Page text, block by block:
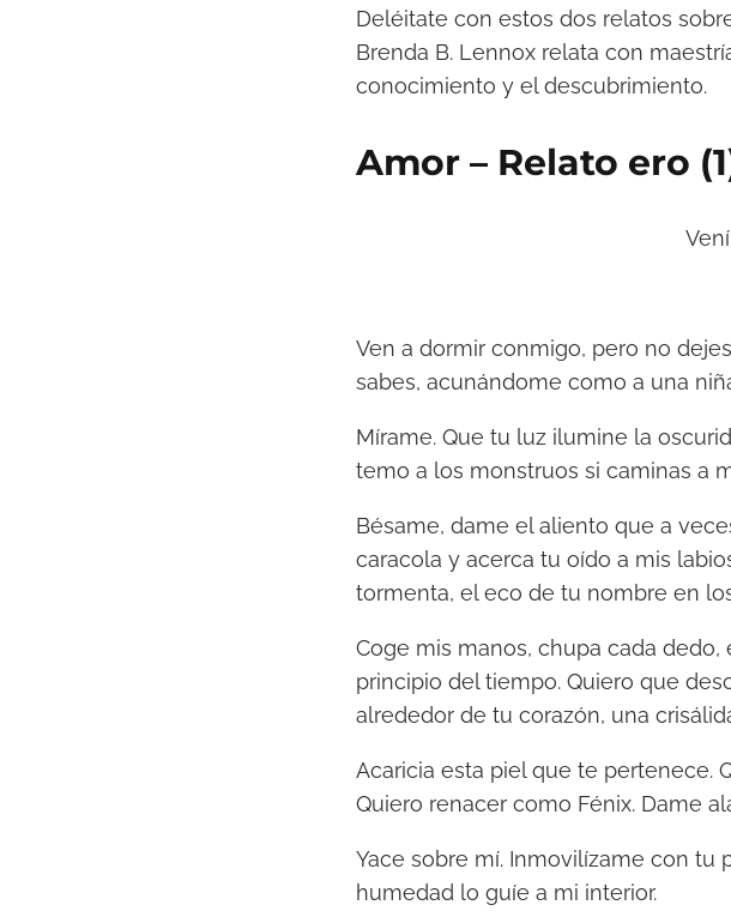
Deléitate con estos dos relatos
Brenda B. Lennox relata con
conocimiento y el descubrimiento.
Amor – Relato ero
Ven a dormir conmigo, pero no
sabes, acunándome como a una
Mírame. Que tu luz ilumine la
temo a los monstruos si caminas a
Bésame, dame el aliento que a
caracola y acerca tu oído a mis
tormenta, el eco de tu nombre en
Coge mis manos, chupa cada
principio del tiempo. Quiero que
alrededor de tu corazón, una
Acaricia esta piel que te pertenece.
Quiero renacer como Fénix. Dame
Yace sobre mí. Inmovilízame con tu
humedad lo guíe a mi interior.